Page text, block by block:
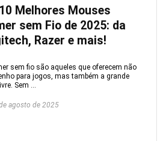
Melhores Mouses
sem Fio de 2025: da
Razer e mais!
sem fio são aqueles que oferecem não
para jogos, mas também a grande
Sem ...
agosto de 2025